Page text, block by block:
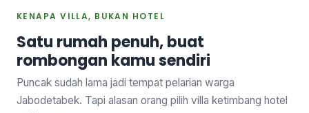
KENAPA VILLA, BUKAN HOTEL
Satu rumah penuh, buat
rombongan kamu sendiri
Puncak sudah lama jadi tempat pelarian warga
Jabodetabek. Tapi alasan orang pilih villa ketimbang hotel